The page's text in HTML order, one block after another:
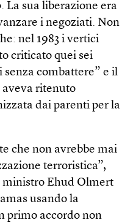
La sua liberazione era
i negoziati. Non
nel 1983 i vertici
criticato quei sei
senza combattere” e il
ritenuto
dai parenti per la
che non avrebbe mai
terroristica”,
ministro Ehud Olmert
usando la
primo accordo non